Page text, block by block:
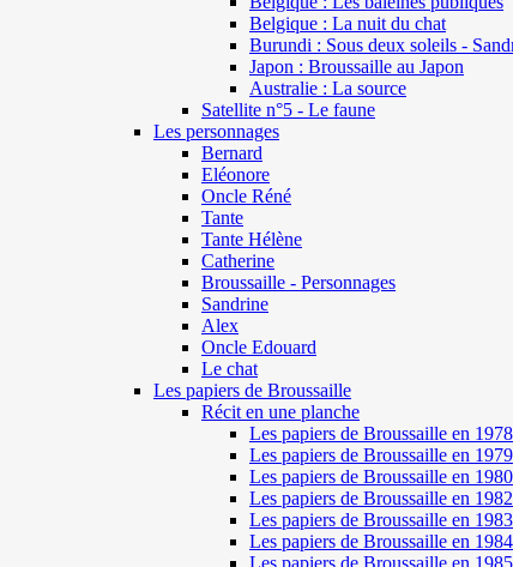
Belgique : La nuit du chat
Burundi : Sous deux soleils -
Japon : Broussaille au Japon
Australie : La source
Satellite n°5 - Le faune
Les personnages
Bernard
Eléonore
Oncle Réné
Tante
Tante Hélène
Catherine
Broussaille - Personnages
Sandrine
Alex
Oncle Edouard
Le chat
Les papiers de Broussaille
Récit en une planche
Les papiers de Broussaille en 1978
Les papiers de Broussaille en 1979
Les papiers de Broussaille en 1980
Les papiers de Broussaille en 1982
Les papiers de Broussaille en 1983
Les papiers de Broussaille en 1984
Les papiers de Broussaille en 1985